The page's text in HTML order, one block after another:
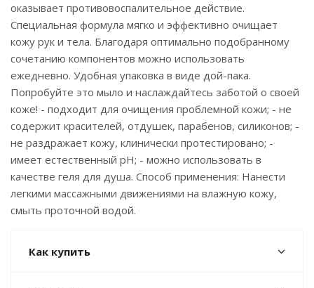
оказывает противовоспалительное действие.
Специальная формула мягко и эффективно очищает
кожу рук и тела. Благодаря оптимально подобранному
сочетанию компонентов можно использовать
ежедневно. Удобная упаковка в виде дой-пака.
Попробуйте это мыло и наслаждайтесь заботой о своей
коже! - подходит для очищения проблемной кожи; - не
содержит красителей, отдушек, парабенов, силиконов; -
не раздражает кожу, клинически протестировано; -
имеет естественный рН; - можно использовать в
качестве геля для душа. Способ применения: Нанести
легкими массажными движениями на влажную кожу,
смыть проточной водой.
Как купить